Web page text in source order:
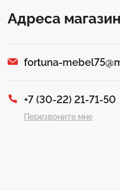
Адреса
fortuna-
+7 (30-22) 21-71-50
Перезвоните мне